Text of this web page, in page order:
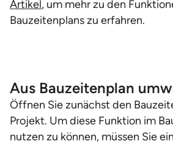
Artikel, um mehr zu den
Bauzeitenplans zu erfahren.
Aus Bauzeitenplan
Öffnen Sie zunächst den
Projekt. Um diese Funktion im
nutzen zu können, müssen Sie